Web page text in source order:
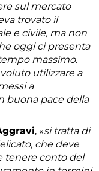
sul mercato
trovato il
e civile, ma non
oggi ci presenta
massimo.
utilizzare a
a
buona pace della
, «si tratta di
che deve
tenere conto del